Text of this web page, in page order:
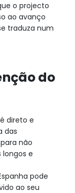
o projecto
ao avanço
traduza num
do
é direto e
das
não
e
pode
ao seu